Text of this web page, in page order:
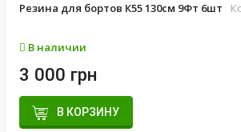
Резина для бортов К55 130см 9Фт 6шт
В наличии
3 000 грн
В КОРЗИНУ